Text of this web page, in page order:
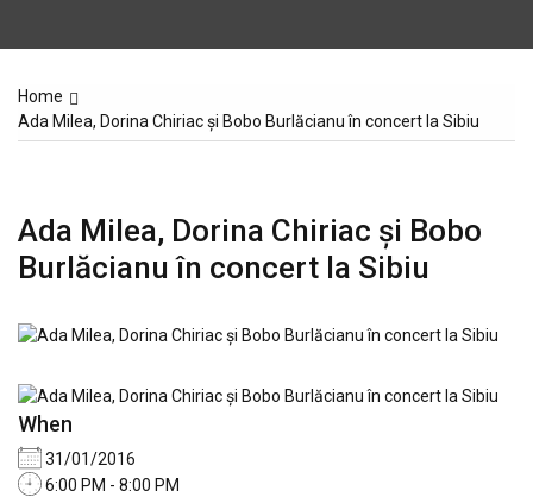
Home
Ada Milea, Dorina Chiriac și Bobo Burlăcianu în concert la Sibiu
Ada Milea, Dorina Chiriac și Bobo
Burlăcianu în concert la Sibiu
When
31/01/2016
6:00 PM - 8:00 PM